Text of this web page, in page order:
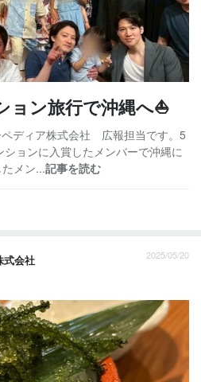
ョン旅行で沖縄へ⛵
ディア株式会社 広報担当です。5
ョンに入賞したメンバーで沖縄に
メン...記事を読む
式会社 2025/05/20